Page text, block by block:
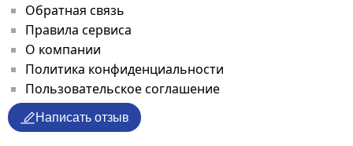
Обратная связь
Правила сервиса
О компании
Политика конфиденциальности
Пользовательское соглашение
Написать отзыв